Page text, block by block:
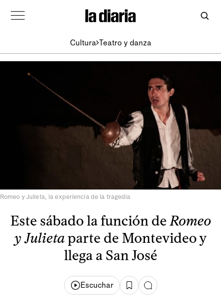
Cultura Teatro y danza
Romeo y Julieta, la experiencia de la tragedia
Este sábado la función deRomeo
y Julietaparte de Montevideo y
llega a San José
Escuchar